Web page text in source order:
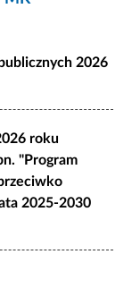
2026
roku
"Program
2025-2030